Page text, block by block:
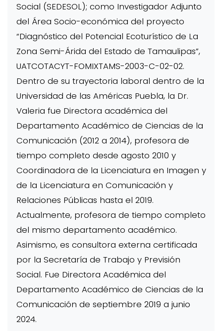
Social (SEDESOL); como Investigador Adjunto
del Área Socio-económica del proyecto
“Diagnóstico del Potencial Ecoturístico de La
Zona Semi-Árida del Estado de Tamaulipas”,
UATCOTACYT-FOMIXTAMS-2003-C-02-02.
Dentro de su trayectoria laboral dentro de la
Universidad de las Américas Puebla, la Dr.
Valeria fue Directora académica del
Departamento Académico de Ciencias de la
Comunicación (2012 a 2014), profesora de
tiempo completo desde agosto 2010 y
Coordinadora de la Licenciatura en Imagen y
de la Licenciatura en Comunicación y
Relaciones Públicas hasta el 2019.
Actualmente, profesora de tiempo completo
del mismo departamento académico.
Asimismo, es consultora externa certificada
por la Secretaría de Trabajo y Previsión
Social. Fue Directora Académica del
Departamento Académico de Ciencias de la
Comunicación de septiembre 2019 a junio
2024.